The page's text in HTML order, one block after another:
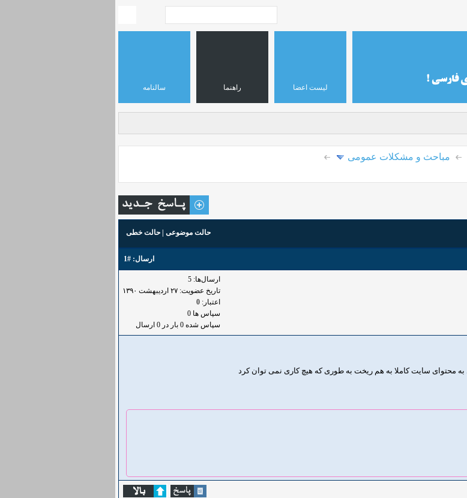
سالنامه راهنما لیست اعضا
مباحث و مشکلات عمومی
حالت موضوعی حالت خطی
ارسال: #1
ارسال‌ها: 5
تاریخ عضویت: ۲۷ ارديبهشت ۱۳۹۰
اعتبار: 0
سپاس ها 0
سپاس شده 0 بار در 0 ارسال